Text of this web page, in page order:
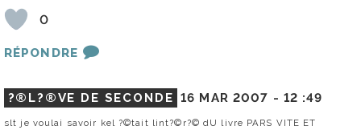
0
RÉPONDRE
?®L?®VE DE SECONDE 16 MAR 2007 - 12 :49
slt je voulai savoir kel ?©tait lint?©r?© dU livre PARS VITE ET